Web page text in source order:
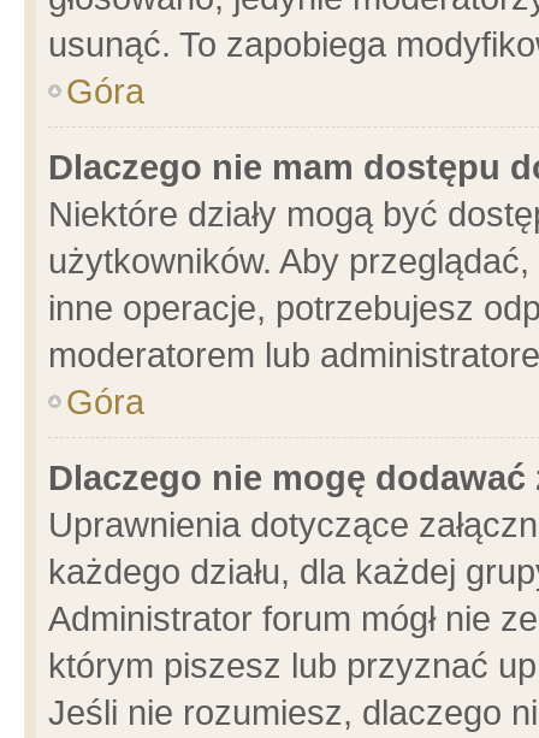
usunąć. To zapobiega
Góra
Dlaczego nie mam dostępu
Niektóre działy mogą być
użytkowników. Aby
inne operacje, potrzebujesz
moderatorem lub
Góra
Dlaczego nie mogę dodawać
Uprawnienia dotyczące
każdego działu, dla każdej
Administrator forum mógł nie
którym piszesz lub przyznać
Jeśli nie rozumiesz, dlaczego